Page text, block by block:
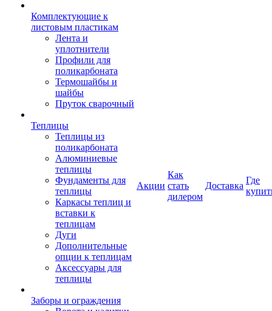
Комплектующие к
листовым пластикам
Лента и
уплотнители
Профили для
поликарбоната
Термошайбы и
шайбы
Пруток сварочный
Теплицы
Теплицы из
поликарбоната
Алюминиевые
теплицы
Фундаменты для
теплицы
Каркасы теплиц и
вставки к
теплицам
Дуги
Дополнительные
опции к теплицам
Аксессуары для
теплицы
Заборы и ограждения
Акции
Как
стать
дилером
Доставка
Где